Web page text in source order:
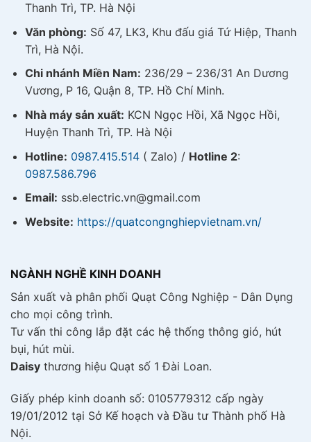
Thanh Trì, TP. Hà Nội
Văn phòng: Số 47, LK3, Khu đấu giá Tứ Hiệp, Thanh
Trì, Hà Nội.
Chi nhánh Miền Nam: 236/29 – 236/31 An Dương
Vương, P 16, Quận 8, TP. Hồ Chí Minh.
Nhà máy sản xuất: KCN Ngọc Hồi, Xã Ngọc Hồi,
Huyện Thanh Trì, TP. Hà Nội
Hotline: 0987.415.514( Zalo) / Hotline 2:
0987.586.796
Email: ssb.electric.vn@gmail.com
Website: https://quatcongnghiepvietnam.vn/
NGÀNH NGHỀ KINH DOANH
Sản xuất và phân phối Quạt Công Nghiệp - Dân Dụng
cho mọi công trình.
Tư vấn thi công lắp đặt các hệ thống thông gió, hút
bụi, hút mùi.
Daisy thương hiệu Quạt số 1 Đài Loan.
Giấy phép kinh doanh số: 0105779312 cấp ngày
19/01/2012 tại Sở Kế hoạch và Đầu tư Thành phố Hà
Nội.